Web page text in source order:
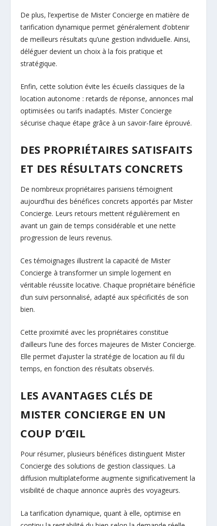
De plus, l’expertise de Mister Concierge en matière de
tarification dynamique permet généralement d’obtenir
de meilleurs résultats qu’une gestion individuelle. Ainsi,
déléguer devient un choix à la fois pratique et
stratégique.
Enfin, cette solution évite les écueils classiques de la
location autonome : retards de réponse, annonces mal
optimisées ou tarifs inadaptés. Mister Concierge
sécurise chaque étape grâce à un savoir-faire éprouvé.
DES PROPRIÉTAIRES SATISFAITS
ET DES RÉSULTATS CONCRETS
De nombreux propriétaires parisiens témoignent
aujourd’hui des bénéfices concrets apportés par Mister
Concierge. Leurs retours mettent régulièrement en
avant un gain de temps considérable et une nette
progression de leurs revenus.
Ces témoignages illustrent la capacité de Mister
Concierge à transformer un simple logement en
véritable réussite locative. Chaque propriétaire bénéficie
d’un suivi personnalisé, adapté aux spécificités de son
bien.
Cette proximité avec les propriétaires constitue
d’ailleurs l’une des forces majeures de Mister Concierge.
Elle permet d’ajuster la stratégie de location au fil du
temps, en fonction des résultats observés.
LES AVANTAGES CLÉS DE
MISTER CONCIERGE EN UN
COUP D’ŒIL
Pour résumer, plusieurs bénéfices distinguent Mister
Concierge des solutions de gestion classiques. La
diffusion multiplateforme augmente significativement la
visibilité de chaque annonce auprès des voyageurs.
La tarification dynamique, quant à elle, optimise en